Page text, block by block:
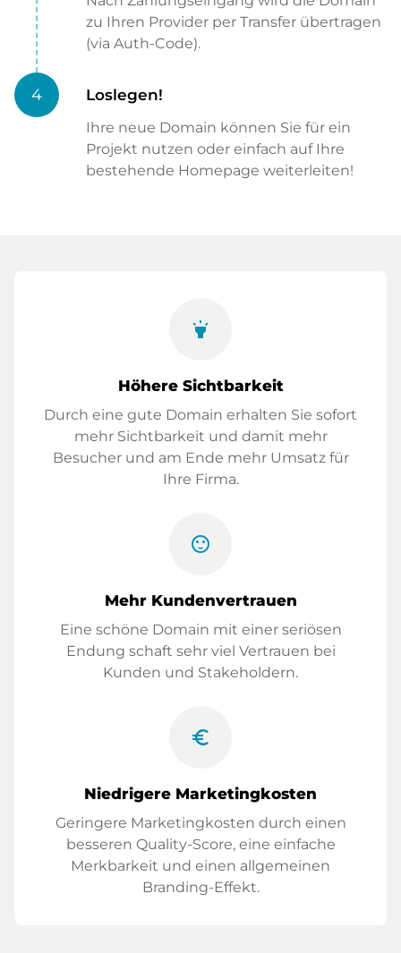
zu Ihren Provider per Transfer übertragen
(via Auth-Code).
4 Loslegen!
Ihre neue Domain können Sie für ein
Projekt nutzen oder einfach auf Ihre
bestehende Homepage weiterleiten!
highlight
Höhere Sichtbarkeit
Durch eine gute Domain erhalten Sie sofort
mehr Sichtbarkeit und damit mehr
Besucher und am Ende mehr Umsatz für
Ihre Firma.
sentiment_satisfied
Mehr Kundenvertrauen
Eine schöne Domain mit einer seriösen
Endung schaft sehr viel Vertrauen bei
Kunden und Stakeholdern.
euro_symbol
Niedrigere Marketingkosten
Geringere Marketingkosten durch einen
besseren Quality-Score, eine einfache
Merkbarkeit und einen allgemeinen
Branding-Effekt.